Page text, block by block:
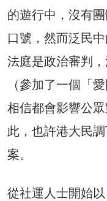
的遊行中，沒有
口號，然而泛民
法庭是政治審判
（參加了一個「
相信都會影響公
此，也許港大民
案。
從社運人士開始